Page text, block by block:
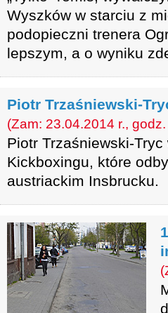
Wyszków w starciu z
podopieczni trenera
lepszym, a o wyniku
Piotr Trzaśniewski-
(Zam: 23.04.2014 r.,
Piotr Trzaśniewski-
Kickboxingu, które
austriackim Insbrucku.